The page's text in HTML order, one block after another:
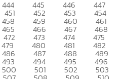
444 445 446 447
451 452 453 454
458 459 460 461
465 466 467 468
472 473 474 475
479 480 481 482
486 487 488 489
493 494 495 496
500 501 502 503